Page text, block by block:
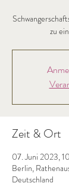
zu
Zeit & Ort
07. Juni 2023,
Berlin,
Deutschland